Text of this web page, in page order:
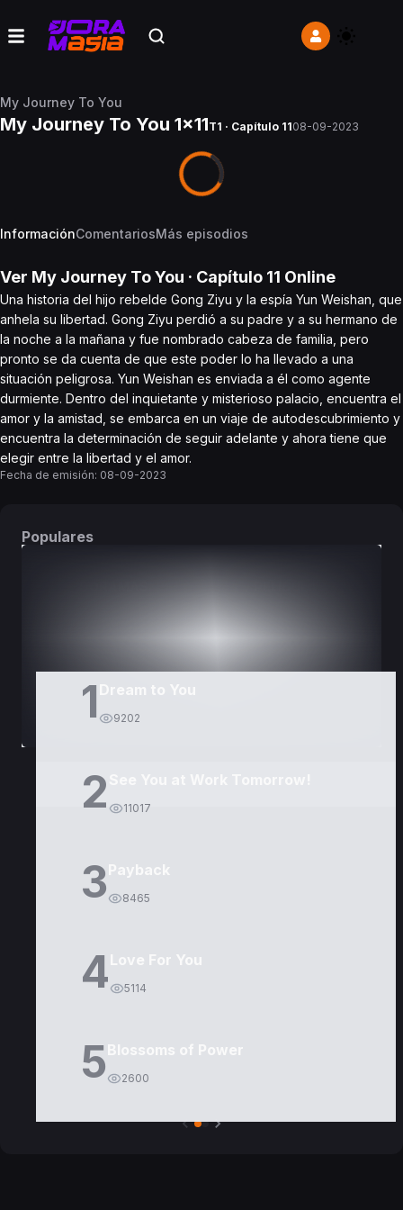
My Journey To You
My Journey To You 1x11T1 · Capítulo 1108-09-2023
InformaciónComentariosMás episodios
Ver My Journey To You · Capítulo 11 Online
Una historia del hijo rebelde Gong Ziyu y la espía Yun Weishan, que
anhela su libertad. Gong Ziyu perdió a su padre y a su hermano de
la noche a la mañana y fue nombrado cabeza de familia, pero
pronto se da cuenta de que este poder lo ha llevado a una
situación peligrosa. Yun Weishan es enviada a él como agente
durmiente. Dentro del inquietante y misterioso palacio, encuentra el
amor y la amistad, se embarca en un viaje de autodescubrimiento y
encuentra la determinación de seguir adelante y ahora tiene que
elegir entre la libertad y el amor.
Fecha de emisión: 08-09-2023
Populares
1 Dream to You
9202
2 11017
3Payback
8465
4Love For You
5114
5Blossoms of Power
2600